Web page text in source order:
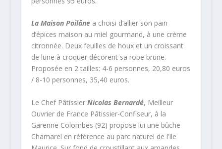
La Maison Poilânea choisi d’allier son pain
d’épices maison au miel gourmand, à une crème
citronnée. Deux feuilles de houx et un croissant
de lune à croquer décorent sa robe brune.
Proposée en 2 tailles: 4-6 personnes, 20,80 euros
/ 8-10 personnes, 35,40 euros.
Le Chef Pâtissier Nicolas Bernardé, Meilleur
Ouvrier de France Pâtissier-Confiseur, à la
Garenne Colombes (92) propose lui une bûche
Chamarel en référence au parc naturel de l’Ile